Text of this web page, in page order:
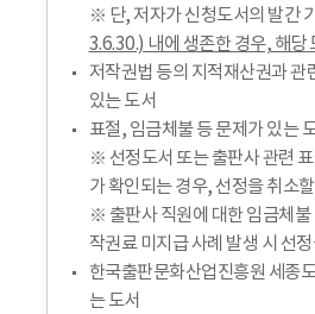
※ 단, 저자가 신청도서의 발간
3.6.30.) 내에 생존한 경우, 해당
저작권법 등의 지적재산권과 관
있는 도서
표절, 임금체불 등 문제가 있는
※ 선정도서 또는 출판사 관련
가 확인되는 경우, 선정을 취소
※ 출판사 직원에 대한 임금체불
작권료 미지급 사례 발생 시 선
한국출판문화산업진흥원 세종
는 도서